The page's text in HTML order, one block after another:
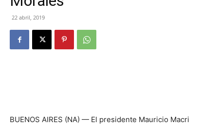
22 abril, 2019
BUENOS AIRES (NA) — El presidente Mauricio Macri